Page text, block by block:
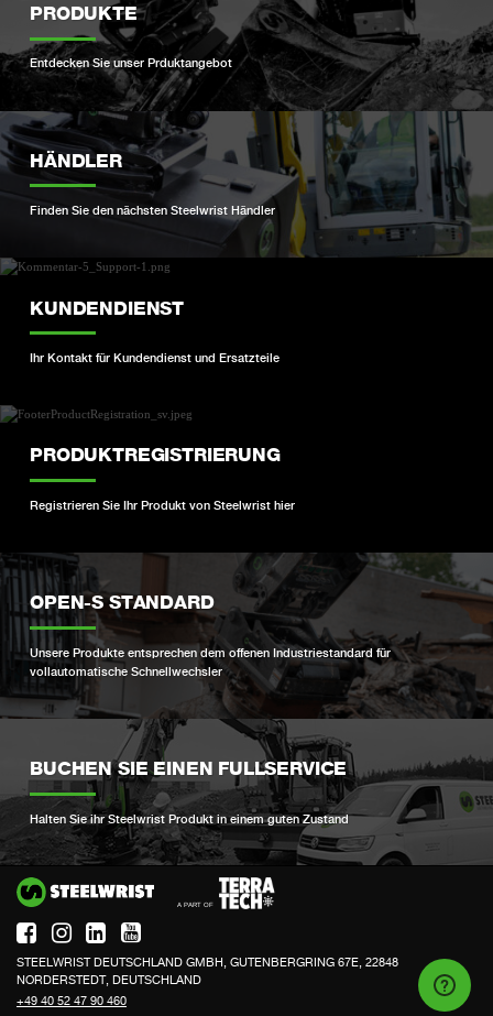
PRODUKTE
Entdecken Sie unser Prduktangebot
HÄNDLER
Finden Sie den nächsten Steelwrist Händler
KUNDENDIENST
Ihr Kontakt für Kundendienst und Ersatzteile
PRODUKTREGISTRIERUNG
Registrieren Sie Ihr Produkt von Steelwrist hier
OPEN-S STANDARD
Unsere Produkte entsprechen dem offenen Industriestandard für
vollautomatische Schnellwechsler
BUCHEN SIE EINEN FULLSERVICE
Halten Sie ihr Steelwrist Produkt in einem guten Zustand
STEELWRIST DEUTSCHLAND GMBH, GUTENBERGRING 67E, 22848
NORDERSTEDT, DEUTSCHLAND
+49 40 52 47 90 460